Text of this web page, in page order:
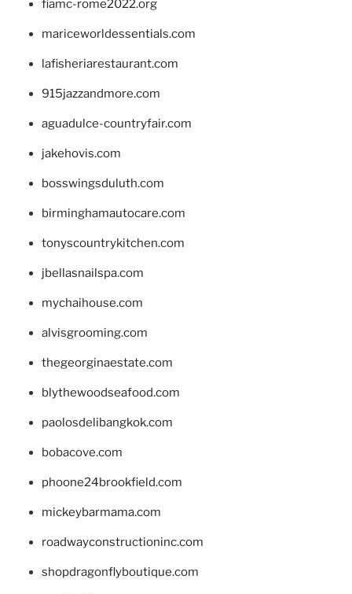
fiamc-rome2022.org
mariceworldessentials.com
lafisheriarestaurant.com
915jazzandmore.com
aguadulce-countryfair.com
jakehovis.com
bosswingsduluth.com
birminghamautocare.com
tonyscountrykitchen.com
jbellasnailspa.com
mychaihouse.com
alvisgrooming.com
thegeorginaestate.com
blythewoodseafood.com
paolosdelibangkok.com
bobacove.com
phoone24brookfield.com
mickeybarmama.com
roadwayconstructioninc.com
shopdragonflyboutique.com